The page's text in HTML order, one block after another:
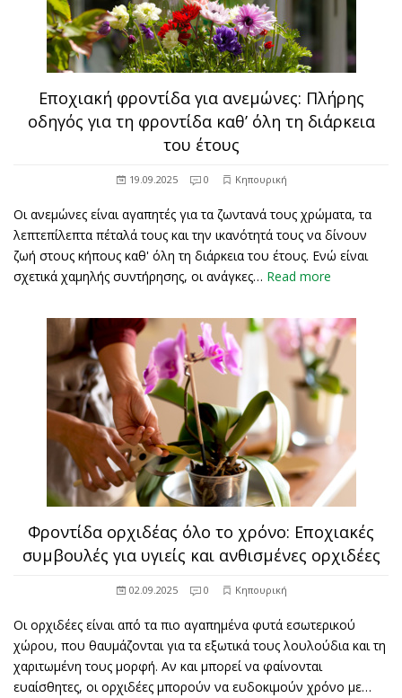
Εποχιακή φροντίδα για ανεμώνες: Πλήρης
οδηγός για τη φροντίδα καθ’ όλη τη διάρκεια
του έτους
19.09.2025 0 Κηπουρική
Οι ανεμώνες είναι αγαπητές για τα ζωντανά τους χρώματα, τα
λεπτεπίλεπτα πέταλά τους και την ικανότητά τους να δίνουν
ζωή στους κήπους καθ' όλη τη διάρκεια του έτους. Ενώ είναι
σχετικά χαμηλής συντήρησης, οι ανάγκες… Read more
Φροντίδα ορχιδέας όλο το χρόνο: Εποχιακές
συμβουλές για υγιείς και ανθισμένες ορχιδέες
02.09.2025 0 Κηπουρική
Οι ορχιδέες είναι από τα πιο αγαπημένα φυτά εσωτερικού
χώρου, που θαυμάζονται για τα εξωτικά τους λουλούδια και τη
χαριτωμένη τους μορφή. Αν και μπορεί να φαίνονται
ευαίσθητες, οι ορχιδέες μπορούν να ευδοκιμούν χρόνο με…